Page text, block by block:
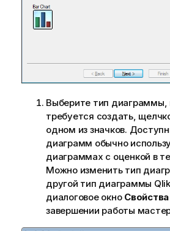
Выберите тип диаграммы,
требуется создать,
одном из значков.
диаграмм обычно
диаграммах с оценкой в
Можно изменить тип
другой тип диаграммы
диалоговое окно
завершении работы